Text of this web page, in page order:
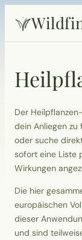
Pflanzen
Rezepte
Heilkunde
Garten
Quiz
Der
dein Anliegen
oder suche
sofort eine Liste
Wirkungen
Die hier
europäischen
dieser
und sind